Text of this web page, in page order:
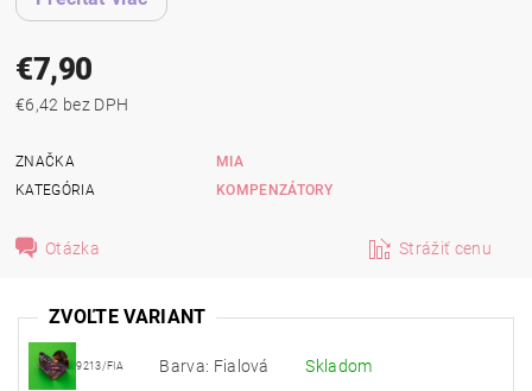
€7,90
€6,42 bez DPH
ZNAČKA
MIA
KATEGÓRIA
KOMPENZÁTORY
Otázka Strážiť cenu
ZVOĽTE VARIANT
9213/FIA Barva: Fialová Skladom